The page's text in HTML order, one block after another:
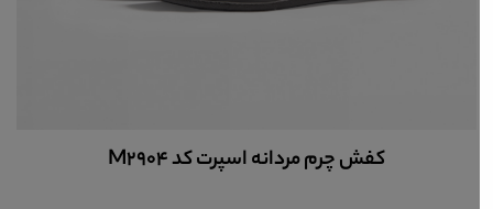
کفش چرم مردانه اسپرت کد M2904